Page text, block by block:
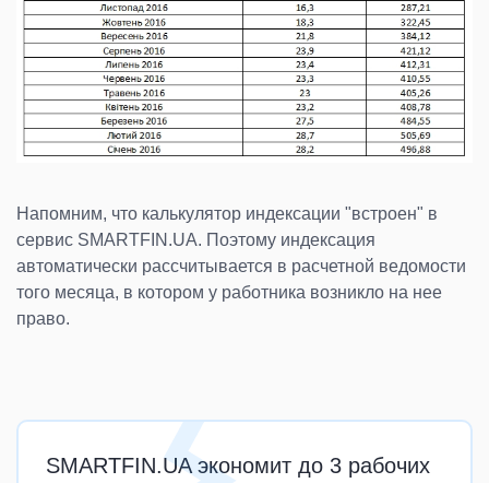
Напомним, что калькулятор индексации "встроен" в
сервис SMARTFIN.UA. Поэтому индексация
автоматически рассчитывается в расчетной ведомости
того месяца, в котором у работника возникло на нее
право.
SMARTFIN.UA экономит до 3 рабочих